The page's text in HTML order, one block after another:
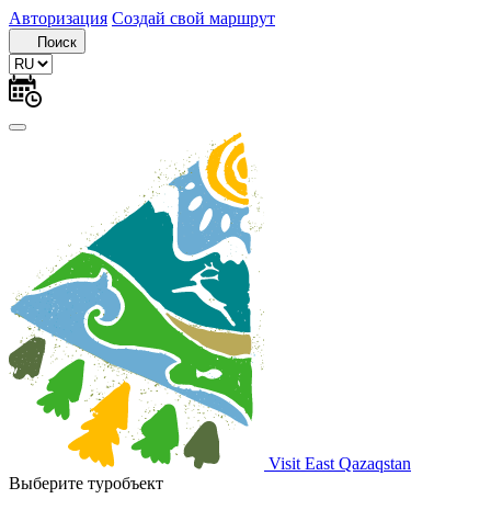
Авторизация Создай свой маршрут
Поиск
Visit East Qazaqstan
Выберите туробъект